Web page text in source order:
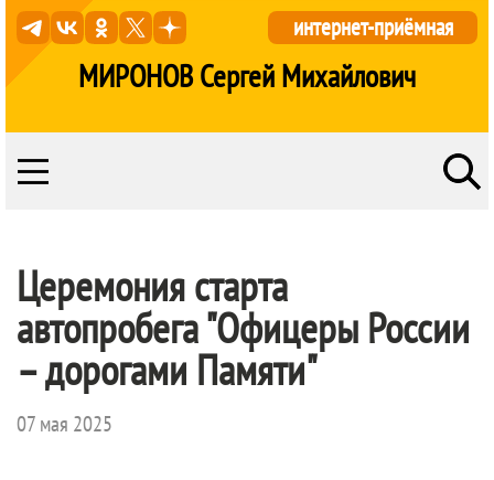
МИРОНОВ Сергей Михайлович
интернет-приёмная
Церемония старта
автопробега "Офицеры России
– дорогами Памяти"
07 мая 2025